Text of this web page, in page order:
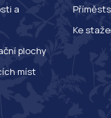
a
plochy
míst
Ke